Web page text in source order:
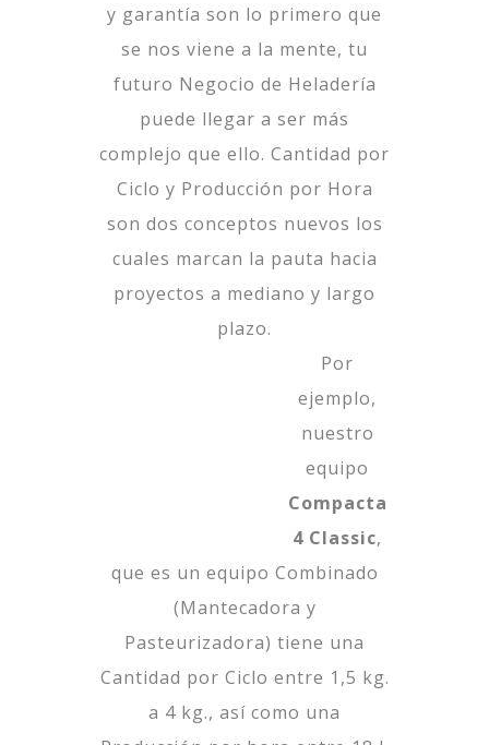
y garantía son lo primero que
se nos viene a la mente, tu
futuro Negocio de Heladería
puede llegar a ser más
complejo que ello. Cantidad por
Ciclo y Producción por Hora
son dos conceptos nuevos los
cuales marcan la pauta hacia
proyectos a mediano y largo
plazo.
Por
ejemplo,
nuestro
equipo
Compacta
4 Classic,
que es un equipo Combinado
(Mantecadora y
Pasteurizadora) tiene una
Cantidad por Ciclo entre 1,5 kg.
a 4 kg., así como una